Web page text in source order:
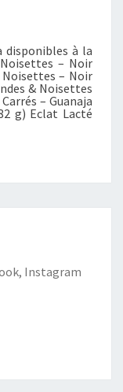
disponibles à la
– Noir
Noisettes – Noir
& Noisettes
– Guanaja
g) Eclat Lacté
, Instagram